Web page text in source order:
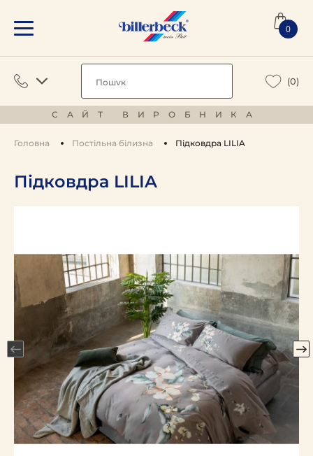
0
(0)
САЙТ ВИРОБНИКА
Головна Постільна білизна Підковдра LILIA
Підковдра LILIA